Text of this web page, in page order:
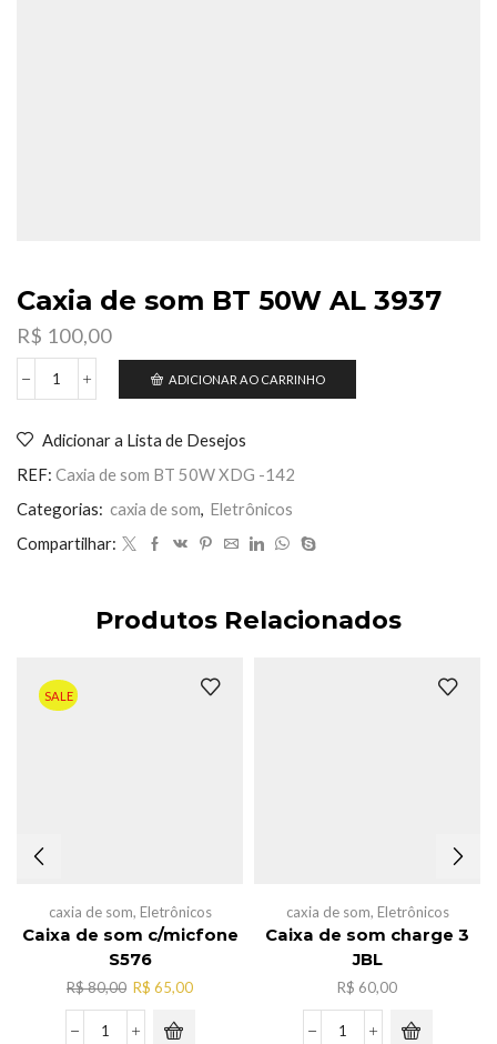
Caxia de som BT 50W AL 3937
R$ 100,00
Caxia
BT
50W
3937
ADICIONAR AO CARRINHO
Adicionar a Lista de Desejos
REF: Caxia de som BT 50W XDG -142
Categorias: caxia de som, Eletrônicos
Compartilhar:
Produtos Relacionados
SALE
caxia de som, Eletrônicos
Caixa de som c/micfone
S576
R$80,00 O
preço
original
R$ 65,00O
Caixa
caxia de som, Eletrônicos
Caixa de som charge 3
JBL
R$ 60,00
Caixa